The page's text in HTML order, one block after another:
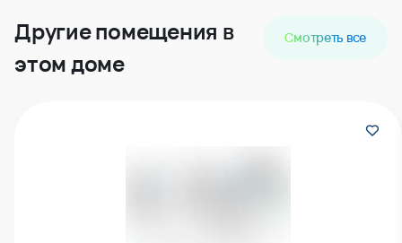
Другие помещения в
этом доме
Смотреть все